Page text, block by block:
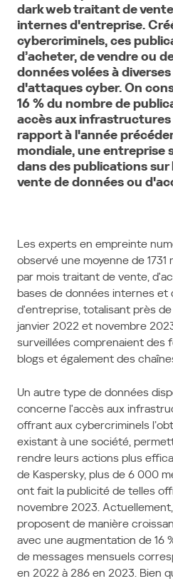
dark web traitant de
internes d'entreprise.
cybercriminels, ces
d’acheter, de vendre ou
données volées à
d'attaques cyber. On
16 % du nombre de
accès aux
rapport à l'année
mondiale, une entreprise
dans des publications sur
vente de données ou
Les experts en empreinte
observé une moyenne de
par mois traitant de vente,
bases de données internes et
d'entreprise, totalisant près
janvier 2022 et novembre
surveillées comprenaient des
blogs et également des
Un autre type de données
concerne l'accès aux
offrant aux cybercriminels
existant à une société,
rendre leurs actions plus
de Kaspersky, plus de 6 000
ont fait la publicité de telles
novembre 2023.
proposent de manière
avec une augmentation de 16
de messages mensuels
en 2022 à 286 en 2023. Bien